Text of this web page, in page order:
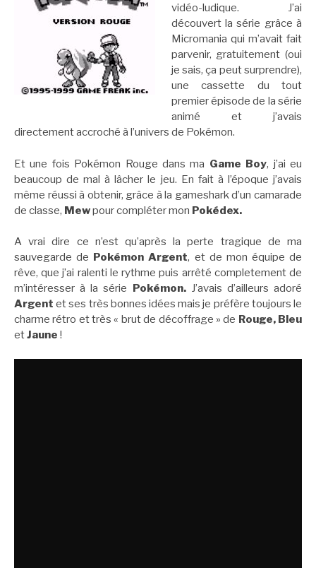
vidéo-ludique. J’ai
découvert la série grâce à
Micromania qui m’avait fait
parvenir, gratuitement (oui
je sais, ça peut surprendre),
une cassette du tout
premier épisode de la série
animé et j’avais
directement accroché à l’univers de Pokémon.
Et une fois Pokémon Rouge dans ma Game Boy, j’ai eu
beaucoup de mal à lâcher le jeu. En fait à l’époque j’avais
même réussi à obtenir, grâce à la gameshark d’un camarade
de classe, Mewpour compléter mon Pokédex.
A vrai dire ce n’est qu’après la perte tragique de ma
sauvegarde de Pokémon Argent, et de mon équipe de
rêve, que j’ai ralenti le rythme puis arrêté completement de
m’intéresser à la série Pokémon.J’avais d’ailleurs adoré
Argent et ses très bonnes idées mais je préfère toujours le
charme rétro et très « brut de décoffrage » de Rouge, Bleu
etJaune !